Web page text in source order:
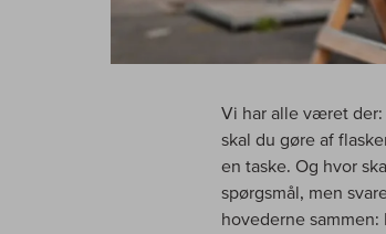
Vi har alle været der:
skal du gøre af
en taske. Og hvor
spørgsmål, men
hovederne